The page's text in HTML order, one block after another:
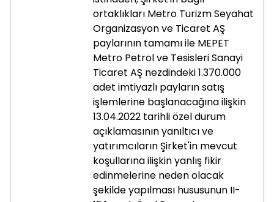
ortaklıkları Metro Turizm Seyahat
Organizasyon ve Ticaret AŞ
paylarının tamamı ile MEPET
Metro Petrol ve Tesisleri Sanayi
Ticaret AŞ nezdindeki 1.370.000
adet imtiyazlı payların satış
işlemlerine başlanacağına ilişkin
13.04.2022 tarihli özel durum
açıklamasının yanıltıcı ve
yatırımcıların Şirket'in mevcut
koşullarına ilişkin yanlış fikir
edinmelerine neden olacak
şekilde yapılması hususunun II-